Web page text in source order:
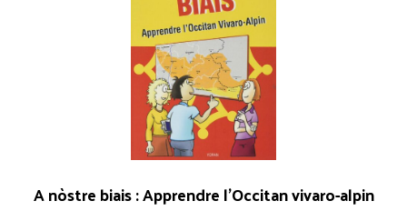
A nòstre biais : Apprendre l’Occitan vivaro-alpin